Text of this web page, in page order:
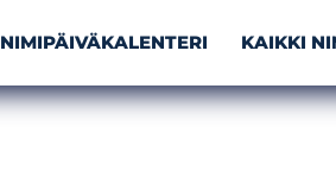
NIMIPÄIVÄKALENTERI KAIKKI